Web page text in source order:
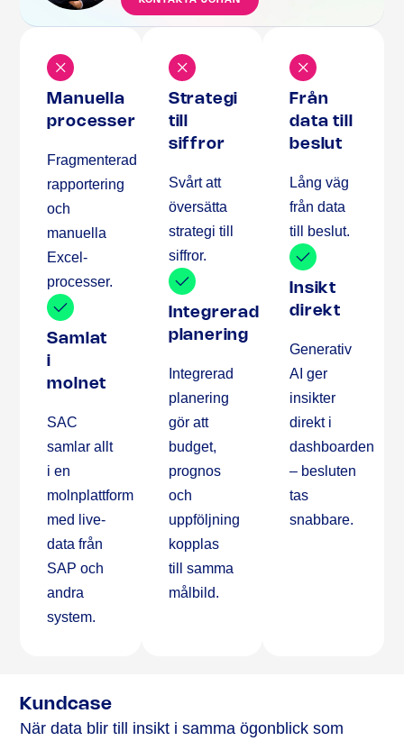
Manuella
processer
Fragmenterad
rapportering
och
manuella
Excel-
processer.
Samlat
i
molnet
SAC
samlar allt
i en
molnplattform
med live-
data från
SAP och
andra
system.
Strategi
till
siffror
Svårt att
översätta
strategi till
siffror.
Integrerad
planering
Integrerad
planering
gör att
budget,
prognos
och
uppföljning
kopplas
till samma
målbild.
Från
data till
beslut
Lång väg
från data
till beslut.
Insikt
direkt
Generativ
AI ger
insikter
direkt i
dashboarden
– besluten
tas
snabbare.
Kundcase
När data blir till insikt i samma ögonblick som